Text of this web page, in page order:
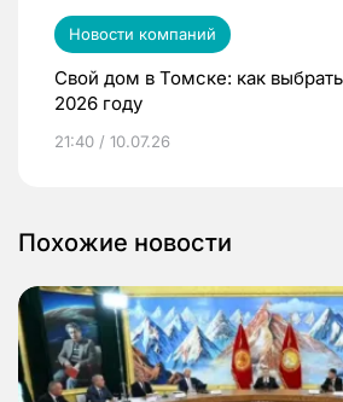
Новости компаний
Свой дом в Томске: как
2026 году
21:40 / 10.07.26
Похожие новости